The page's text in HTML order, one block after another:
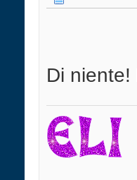
Di niente!